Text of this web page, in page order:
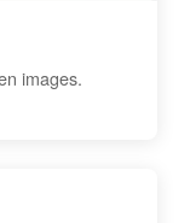
images.